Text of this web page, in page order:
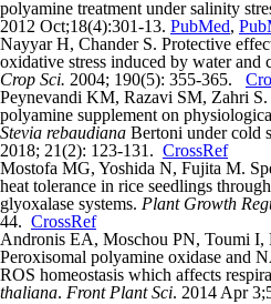
polyamine treatment under salinity
2012 Oct;18(4):301-13. PubMed,
Nayyar H, Chander S. Protective
oxidative stress induced by water and
Crop Sci. 2004; 190(5): 355-365.
Peynevandi KM, Razavi SM, Zahri
polyamine supplement on
Stevia rebaudiana Bertoni under cold
2018; 21(2): 123-131. CrossRef
Mostofa MG, Yoshida N, Fujita M.
heat tolerance in rice seedlings
glyoxalase systems. Plant Growth
44. CrossRef
Andronis EA, Moschou PN, Toumi
Peroxisomal polyamine oxidase and
ROS homeostasis which affects
thaliana. Front Plant Sci. 2014 Apr